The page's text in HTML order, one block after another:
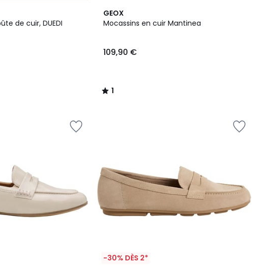
de cuir, DUEDI
GEOX
Mocassins en cuir Mantinea
109,90 €
1
/
1
/
-30% DÈS 2*